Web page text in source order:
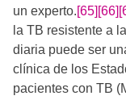
un experto.[65] [66]
la TB resistente a
diaria puede ser
clínica de los
pacientes con TB